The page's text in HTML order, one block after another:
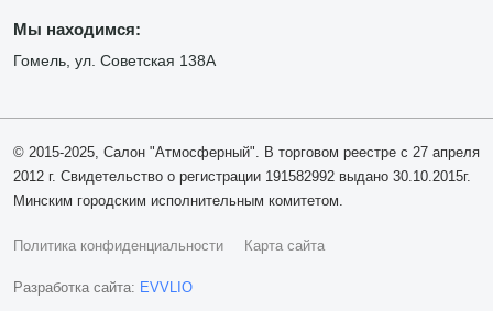
Мы находимся:
Гомель, ул. Советская 138А
© 2015-2025, Салон "Атмосферный". В торговом реестре с 27 апреля
2012 г. Свидетельство о регистрации 191582992 выдано 30.10.2015г.
Минским городским исполнительным комитетом.
Политика конфиденциальности Карта сайта
Разработка сайта: EVVLIO